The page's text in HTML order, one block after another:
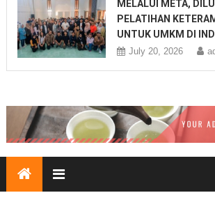
MELALUI META,
PELATIHAN
UNTUK UMKM DI
July 20, 2026
Melalui Meta, Diluncurkan Pelatihan
UMKM di Indonesia